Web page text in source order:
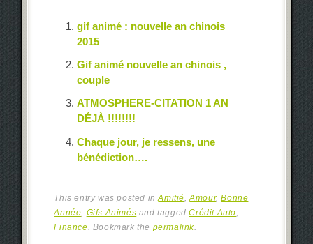
gif animé : nouvelle an chinois
2015
Gif animé nouvelle an chinois ,
couple
ATMOSPHERE-CITATION 1 AN
DÉJÀ !!!!!!!!
Chaque jour, je ressens, une
bénédiction….
This entry was posted inAmitié,Amour,Bonne
Année, Gifs Animés and taggedCrédit Auto,
Finance. Bookmark the permalink.